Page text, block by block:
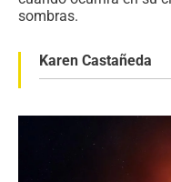
sombras.
Karen Castañeda